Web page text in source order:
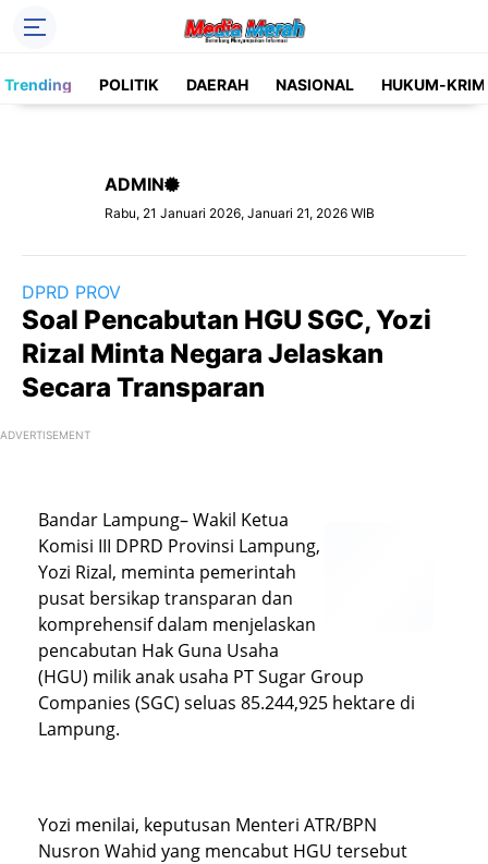
Header Social Media
Facebook
YouTube
Trending POLITIK DAERAH NASIONAL HUKUM-
ADMIN
Rabu, 21 Januari 2026, Januari 21, 2026 WIB
DPRD PROV
Soal Pencabutan HGU SGC, Yozi
Rizal Minta Negara Jelaskan
Secara Transparan
ADVERTISEMENT
Bandar Lampung– Wakil Ketua
Komisi III DPRD Provinsi Lampung,
Yozi Rizal, meminta pemerintah
pusat bersikap transparan dan
komprehensif dalam menjelaskan
pencabutan Hak Guna Usaha
(HGU) milik anak usaha PT Sugar Group
Companies (SGC) seluas 85.244,925 hektare di
Lampung.
Yozi menilai, keputusan Menteri ATR/BPN
Nusron Wahid yang mencabut HGU tersebut